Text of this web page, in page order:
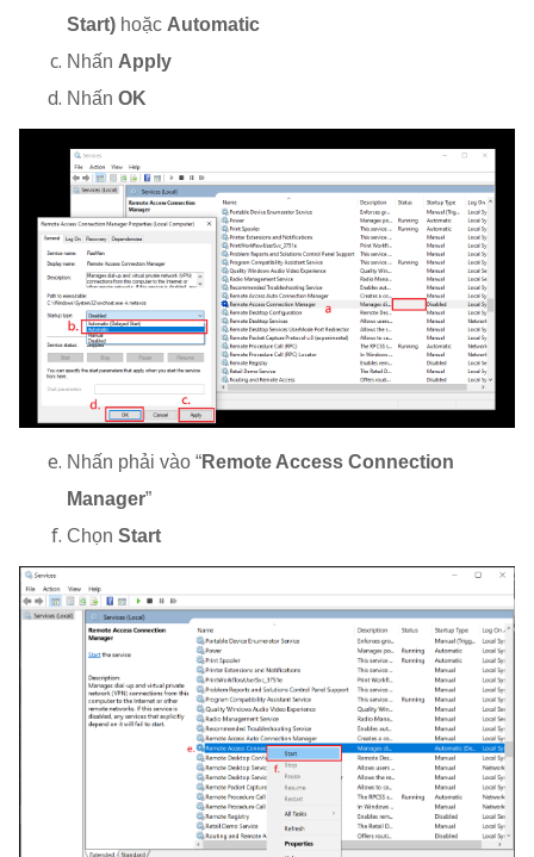
Start) hoặc Automatic
Nhấn Apply
Nhấn OK
Nhấn phải vào “Remote Access Connection
Manager”
Chọn Start